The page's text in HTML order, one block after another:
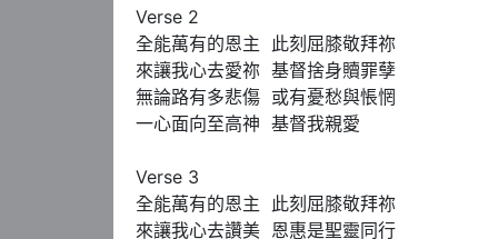
Verse 2
全能萬有的恩主  此刻屈膝敬拜祢
來讓我心去愛祢  基督捨身贖罪孽
無論路有多悲傷  或有憂愁與悵惘
一心面向至高神  基督我親愛
Verse 3
全能萬有的恩主  此刻屈膝敬拜祢
來讓我心去讚美  恩惠是聖靈同行